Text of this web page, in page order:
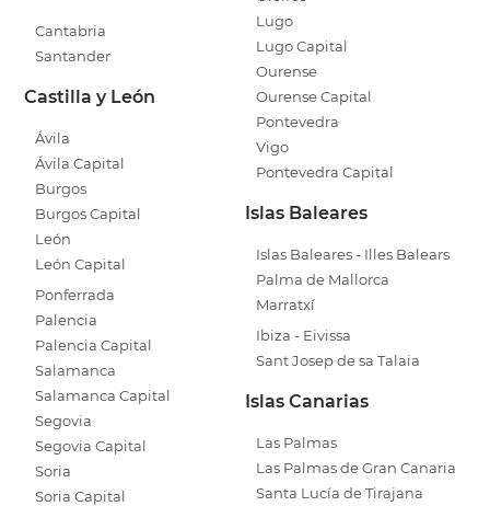
Cantabria
Santander
Castilla y León
Ávila
Ávila Capital
Burgos
Burgos Capital
León
León Capital
Ponferrada
Palencia
Palencia Capital
Salamanca
Salamanca Capital
Segovia
Segovia Capital
Soria
Soria Capital
Lugo
Lugo Capital
Ourense
Ourense Capital
Pontevedra
Vigo
Pontevedra Capital
Islas Baleares
Islas Baleares - Illes Balears
Palma de Mallorca
Marratxí
Ibiza - Eivissa
Sant Josep de sa Talaia
Islas Canarias
Las Palmas
Las Palmas de Gran Canaria
Santa Lucía de Tirajana